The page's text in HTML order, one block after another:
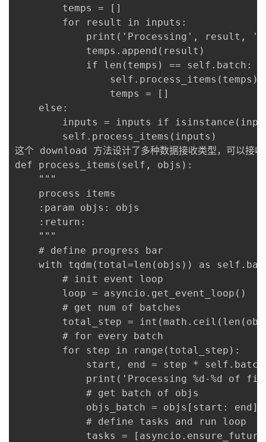
temps = []
for result in inputs:
print('Processing', result,
temps.append(result)
if len(temps) == self.batch:
self.process_items(temps)
temps = []
else:
inputs = inputs if
self.process_items(inputs)
这个 download 方法设计了多种数据接收类型，可以接
def process_items(self, objs):
"""
process items
:param objs: objs
:return:
"""
# define progress bar
with tqdm(total=len(objs)) as
# init event loop
loop = asyncio.get_event_loop()
# get num of batches
total_step =
# for every batch
for step in range(total_step):
start, end = step * self.batch,
print('Processing %d-%d of files'
# get batch of objs
objs_batch = objs[start: end]
# define tasks and run loop
tasks =